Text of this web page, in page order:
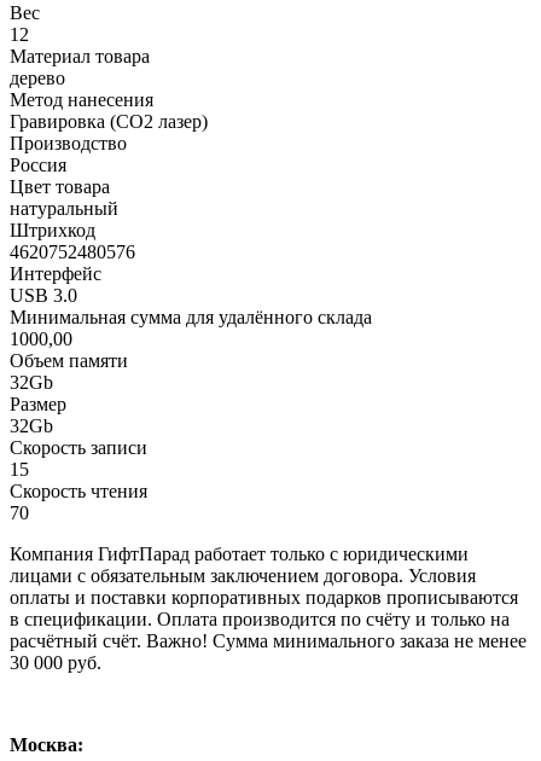
Вес
12
Материал товара
дерево
Метод нанесения
Гравировка (CO2 лазер)
Производство
Россия
Цвет товара
натуральный
Штрихкод
4620752480576
Интерфейс
USB 3.0
Минимальная сумма для удалённого склада
1000,00
Объем памяти
32Gb
Размер
32Gb
Скорость записи
15
Скорость чтения
70
Компания ГифтПарад работает только с юридическими
лицами с обязательным заключением договора. Условия
оплаты и поставки корпоративных подарков прописываются
в спецификации. Оплата производится по счёту и только на
расчётный счёт. Важно! Сумма минимального заказа не менее
30 000 руб.
Москва: